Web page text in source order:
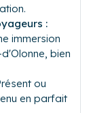
:
immersion
bien
ou
en parfait